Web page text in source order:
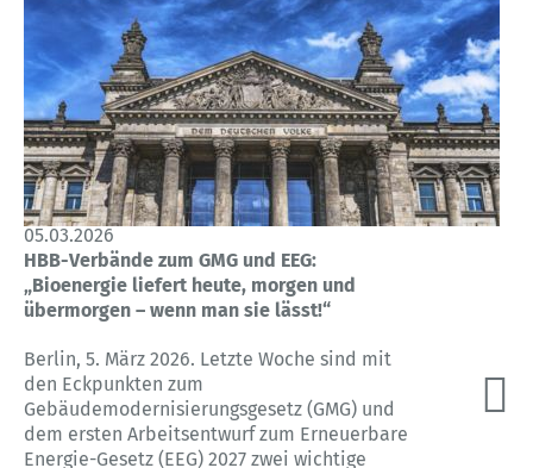
05.03.2026
HBB-Verbände zum GMG und EEG:
„Bioenergie liefert heute, morgen und
übermorgen – wenn man sie lässt!“
Berlin, 5. März 2026. Letzte Woche sind mit
den Eckpunkten zum
Gebäudemodernisierungsgesetz (GMG) und
dem ersten Arbeitsentwurf zum Erneuerbare
Energie-Gesetz (EEG) 2027 zwei wichtige